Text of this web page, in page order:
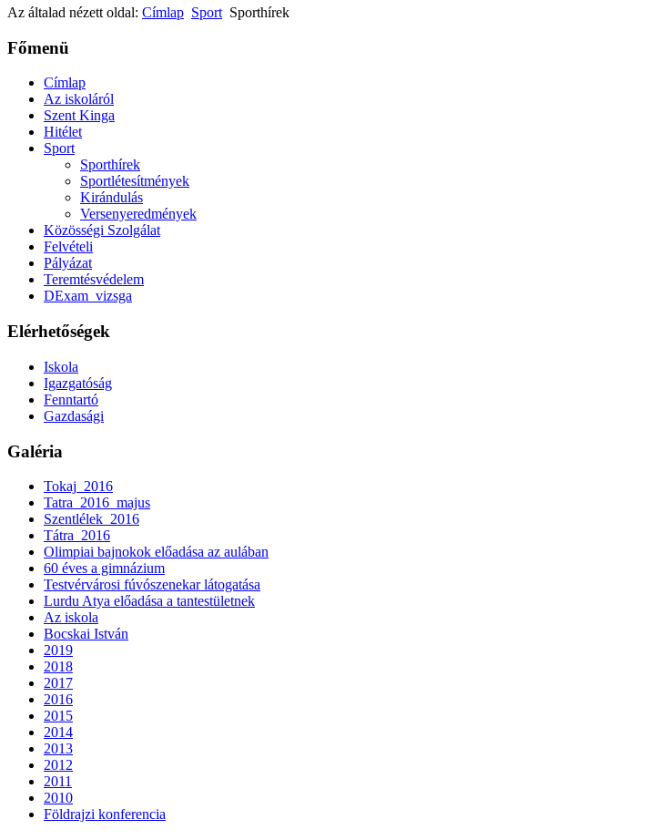
Az általad nézett oldal: Címlap Sport Sporthírek
Főmenü
Címlap
Az iskoláról
Szent Kinga
Hitélet
Sport
Sporthírek
Sportlétesítmények
Kirándulás
Versenyeredmények
Közösségi Szolgálat
Felvételi
Pályázat
Teremtésvédelem
DExam_vizsga
Elérhetőségek
Iskola
Igazgatóság
Fenntartó
Gazdasági
Galéria
Tokaj_2016
Tatra_2016_majus
Szentlélek_2016
Tátra_2016
Olimpiai bajnokok előadása az aulában
60 éves a gimnázium
Testvérvárosi fúvószenekar látogatása
Lurdu Atya előadása a tantestületnek
Az iskola
Bocskai István
2019
2018
2017
2016
2015
2014
2013
2012
2011
2010
Földrajzi konferencia